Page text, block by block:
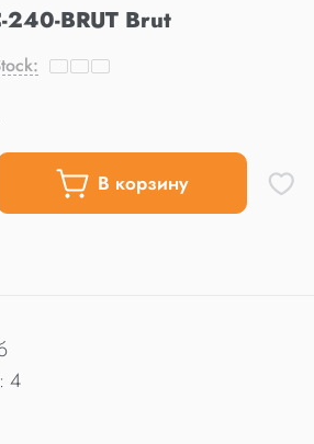
240-BRUT Brut
В корзину
4